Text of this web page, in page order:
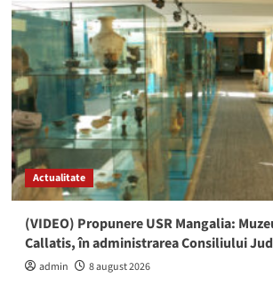
Actualitate
(VIDEO) Propunere USR Mangalia:
Callatis, în administrarea Consiliului
admin 8 august 2026